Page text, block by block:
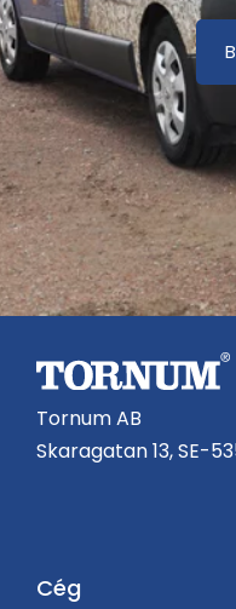
Tornum AB
Skaragatan 13, SE-
Cég